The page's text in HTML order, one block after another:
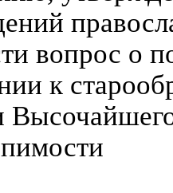
вопрос о
к